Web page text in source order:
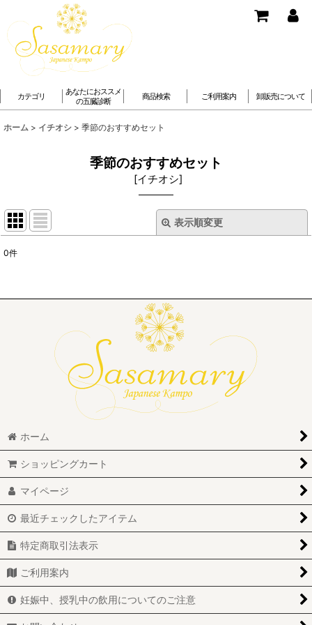
カテゴリ
あなたにおススメ
の五臓診断
商品検索 ご利用案内 卸販売について
ホーム > イチオシ > 季節のおすすめセット
季節のおすすめセット
[イチオシ]
表示順変更
表示数
並び順:
絞り込む
0件
ホーム
ショッピングカート
マイページ
最近チェックしたアイテム
特定商取引法表示
ご利用案内
妊娠中、授乳中の飲用についてのご注意